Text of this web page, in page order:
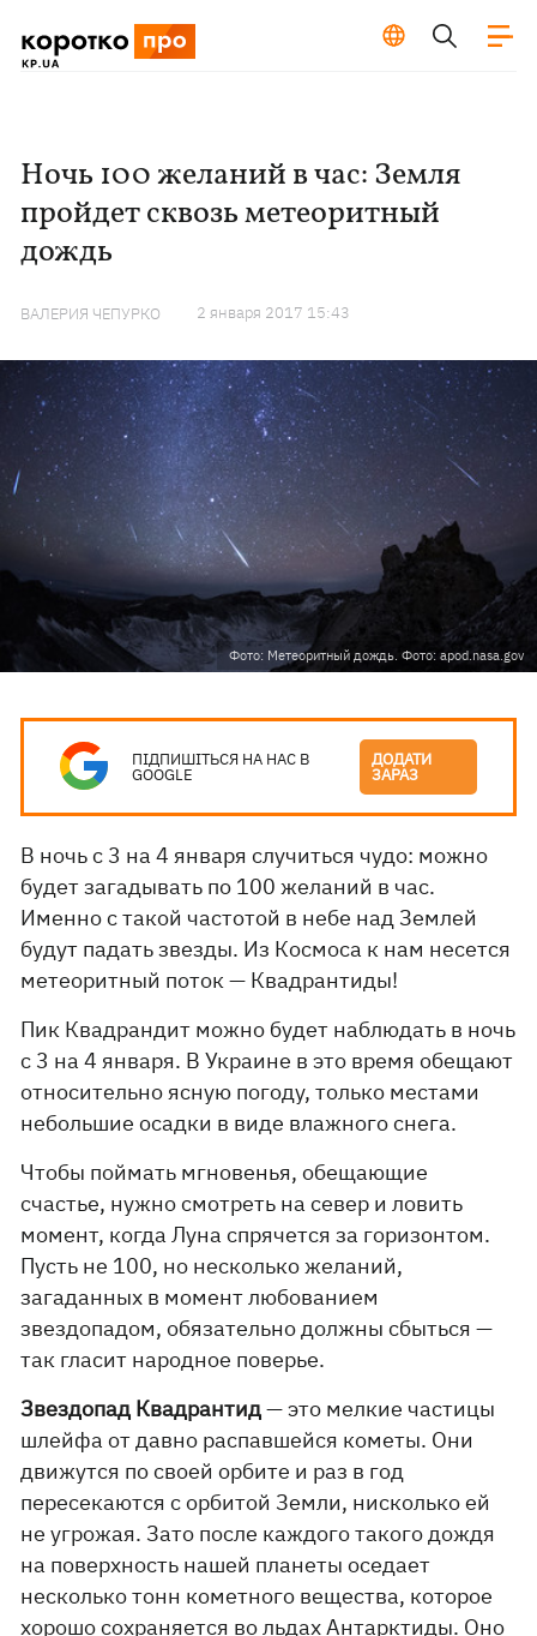
Ночь 100 желаний в час: Земля
пройдет сквозь метеоритный
дождь
ВАЛЕРИЯ ЧЕПУРКО 2 января 2017 15:43
Фото: Метеоритный дождь. Фото: apod.nasa.gov
ПІДПИШІТЬСЯ НА НАС В
GOOGLE
ДОДАТИ
ЗАРАЗ
В ночь с 3 на 4 января случиться чудо: можно
будет загадывать по 100 желаний в час.
Именно с такой частотой в небе над Землей
будут падать звезды. Из Космоса к нам несется
метеоритный поток — Квадрантиды!
Пик Квадрандит можно будет наблюдать в ночь
с 3 на 4 января. В Украине в это время обещают
относительно ясную погоду, только местами
небольшие осадки в виде влажного снега.
Чтобы поймать мгновенья, обещающие
счастье, нужно смотреть на север и ловить
момент, когда Луна спрячется за горизонтом.
Пусть не 100, но несколько желаний,
загаданных в момент любованием
звездопадом, обязательно должны сбыться —
так гласит народное поверье.
Звездопад Квадрантид— это мелкие частицы
шлейфа от давно распавшейся кометы. Они
движутся по своей орбите и раз в год
пересекаются с орбитой Земли, нисколько ей
не угрожая. Зато после каждого такого дождя
на поверхность нашей планеты оседает
несколько тонн кометного вещества, которое
хорошо сохраняется во льдах Антарктиды. Оно